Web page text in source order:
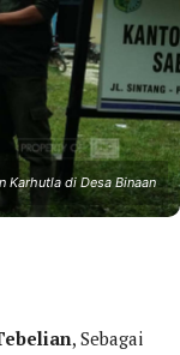
Karhutla di Desa Binaan
, Sebagai